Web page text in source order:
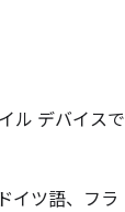
ル デバイスで
イツ語、フラ